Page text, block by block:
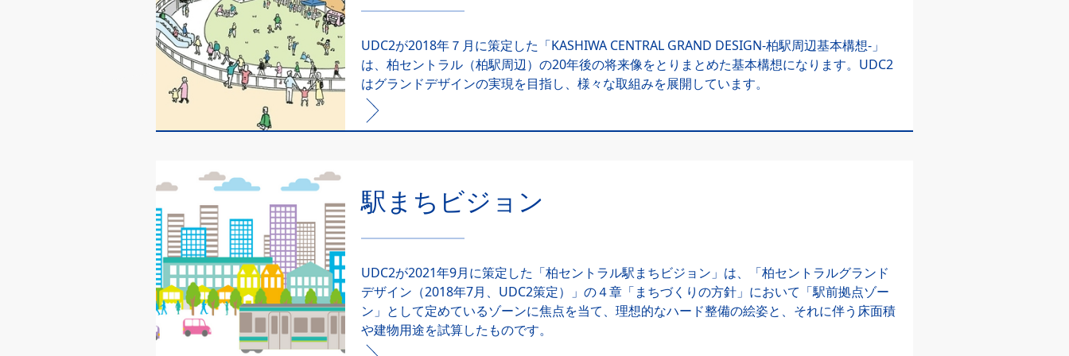
UDC2が2018年７月に策定した「KASHIWA CENTRAL GRAND DESIGN-柏駅周辺基本構想-」
は、柏セントラル（柏駅周辺）の20年後の将来像をとりまとめた基本構想になります。UDC2
はグランドデザインの実現を目指し、様々な取組みを展開しています。
駅まちビジョン
UDC2が2021年9月に策定した「柏セントラル駅まちビジョン」は、「柏セントラルグランド
デザイン（2018年7月、UDC2策定）」の４章「まちづくりの方針」において「駅前拠点ゾー
ン」として定めているゾーンに焦点を当て、理想的なハード整備の絵姿と、それに伴う床面積
や建物用途を試算したものです。